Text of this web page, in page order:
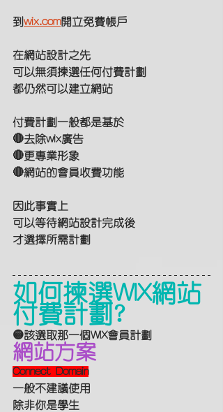
到wix.com開立免費帳戶
在網站設計之先
可以無須揀選任何付費計劃
都仍然可以建立網站
付費計劃一般都是基於
🔴去除wix廣告
🔴更專業形象
🔴網站的會員收費功能
因此事實上
可以等待網站設計完成後
才選擇所需計劃
如何揀選WIX網站
付費計劃?
🟡該選取那一個WIX會員計劃
網站方案
Connect Domain
一般不建議使用
除非你是學生